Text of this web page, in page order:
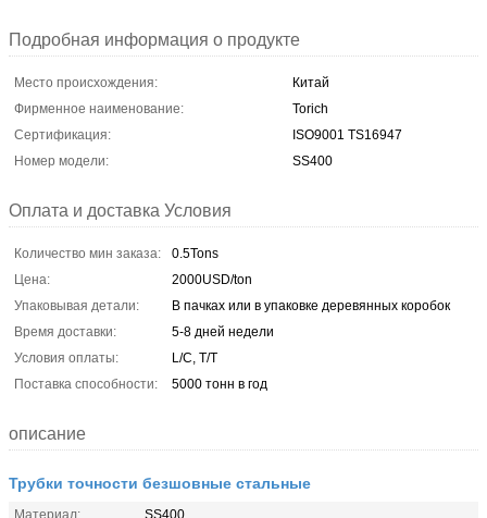
Подробная информация о продукте
Место происхождения:
Китай
Фирменное наименование:
Torich
Сертификация:
ISO9001 TS16947
Номер модели:
SS400
Оплата и доставка Условия
Количество мин заказа:
0.5Tons
Цена:
2000USD/ton
Упаковывая детали:
В пачках или в упаковке деревянных коробок
Время доставки:
5-8 дней недели
Условия оплаты:
L/C, T/T
Поставка способности:
5000 тонн в год
описание
Трубки точности безшовные стальные
Материал:
SS400